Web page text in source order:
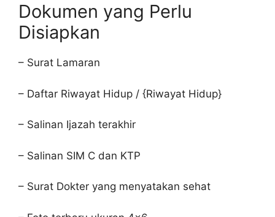
Dokumen yang Perlu
Disiapkan
– Surat Lamaran
– Daftar Riwayat Hidup / {Riwayat Hidup}
– Salinan Ijazah terakhir
– Salinan SIM C dan KTP
– Surat Dokter yang menyatakan sehat